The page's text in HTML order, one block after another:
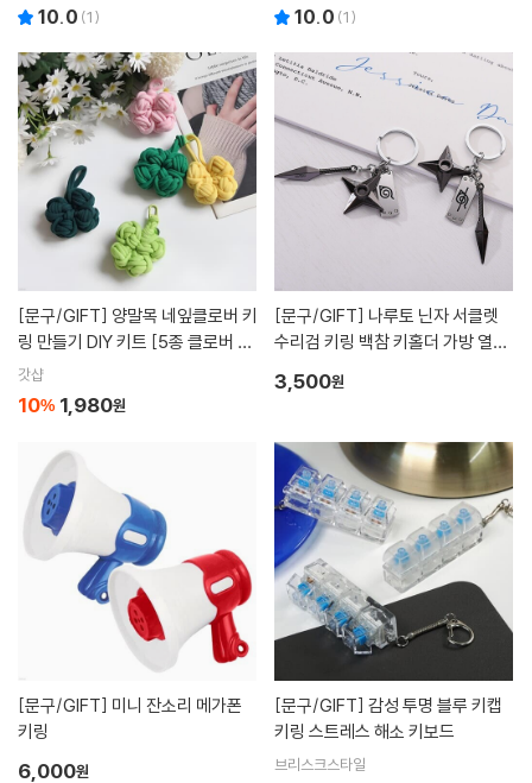
10.0 (1) 10.0 (1)
[문구/GIFT]
링 만들기 DIY 키트 [5종 클로버 양
말 공예 행운 LUCKY 제로웨이스트
업사이클링 뜨개 크로버 미술 재료]
갓샵
10% 1,980원
[문구/GIFT]
수리검 키링 백참 키홀더 가방 열쇠
친구 우정 선물
3,500원
[문구/GIFT]
키링
6,000원
[문구/GIFT]
키링 스트레스 해소 키보드
브리스크스타일